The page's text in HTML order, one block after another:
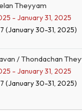
Theyyam
- January 31, 2025
(January 30-31, 2025)
/ Thondachan
- January 31, 2025
(January 30-31, 2025)